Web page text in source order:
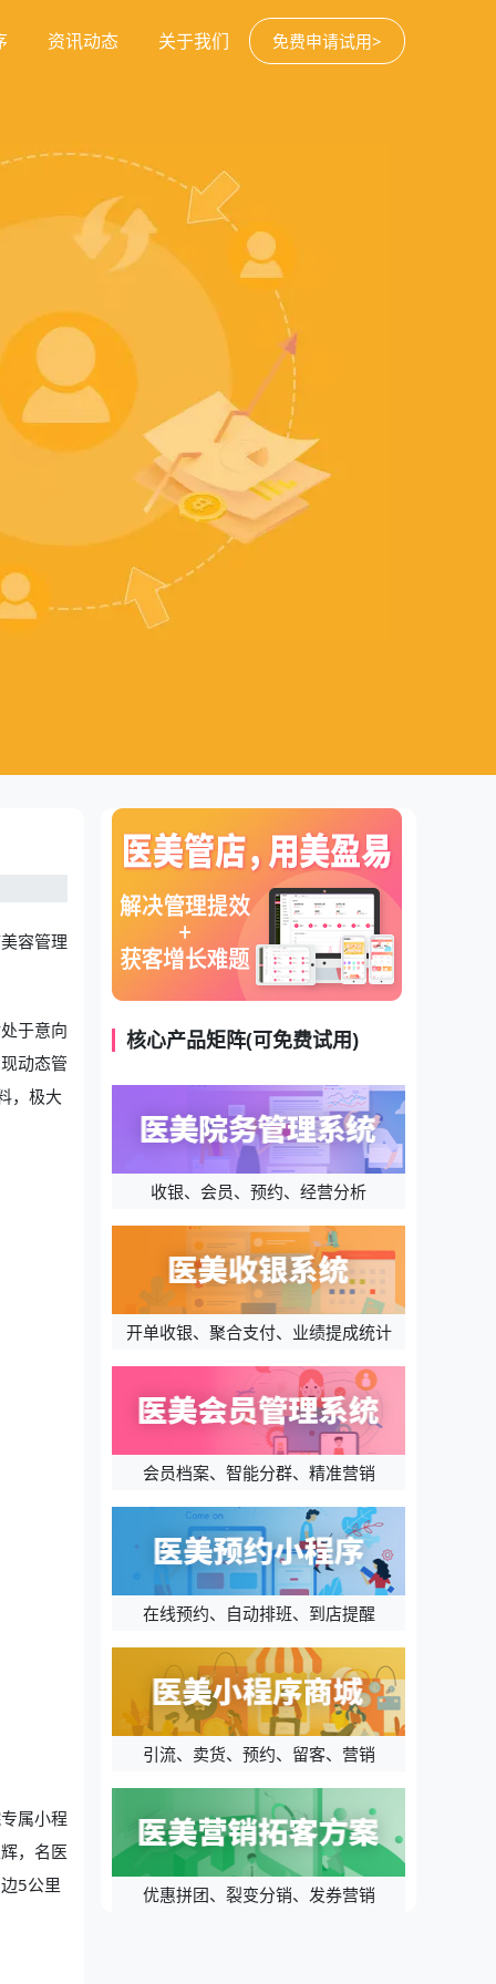
免费申请试用>
资讯动态 关于我们
容管理
于意向
动态管
，极大
属小程
，名医
5公里
核心产品矩阵(可免费试用)
收银、会员、预约、经营分析
开单收银、聚合支付、业绩提成统计
会员档案、智能分群、精准营销
在线预约、自动排班、到店提醒
引流、卖货、预约、留客、营销
优惠拼团、裂变分销、发券营销